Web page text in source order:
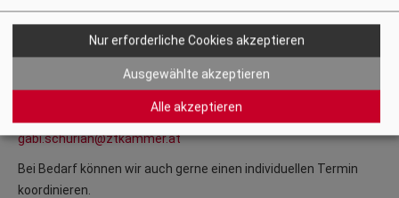
Nur erforderliche Cookies akzeptieren
Ausgewählte akzeptieren
Alle akzeptieren
Klagenfurt:
Ort: Kammer der Ziviltechniker:innen, Bahnhofstraße 24, 9020
15.00 bis 17.00 Uhr
Anmeldung und weitere Informationen:
Gabriele Schurian, T +43 (0)463 51 12 05, E
gabi.schurian@ztkammer.at
Bei Bedarf können wir auch gerne einen individuellen Termin
koordinieren.